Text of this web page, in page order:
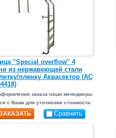
"Special overflow" 4
из нержавеющей стали
пленку Аквасектор (АС
заказа наши менеджеры
с Вами для уточнения стоимости.
Сравнить